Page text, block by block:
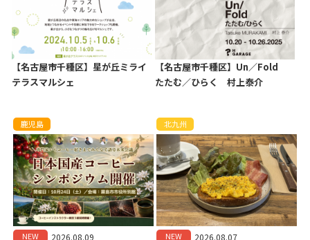
【名古屋市千種区】星が丘ミライ
テラスマルシェ
【名古屋市千種区】Un／Fold
たたむ／ひらく 村上泰介
鹿児島
NEW 2026.08.09
北九州
NEW 2026.08.07